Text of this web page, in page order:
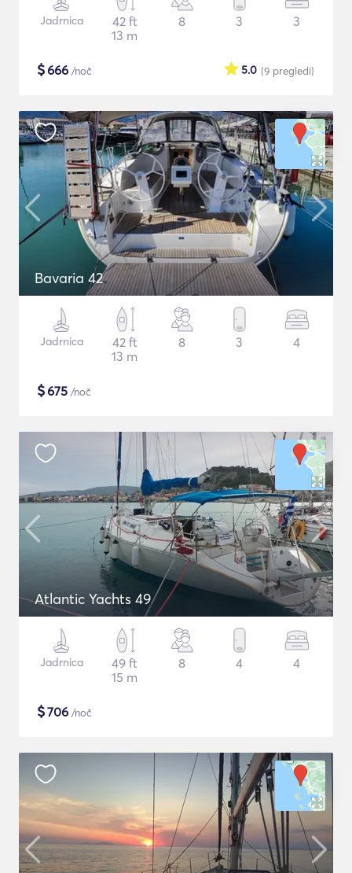
Jadrnica
42 ft
13 m
8 3 3
$666 /noč (9 pregledi)
5.0
Bavaria 42
Jadrnica
42 ft
13 m
8 3 4
$675 /noč
Atlantic Yachts 49
Jadrnica
49 ft
15 m
8 4 4
$706 /noč